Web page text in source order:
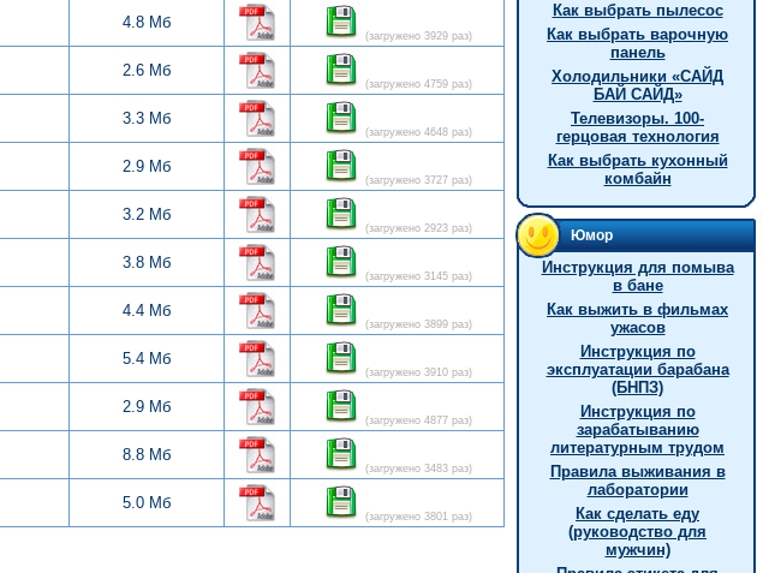
4.8 Мб
(загружено 3929 раз)
2.6 Мб
(загружено 4759 раз)
3.3 Мб
(загружено 4648 раз)
2.9 Мб
(загружено 3727 раз)
3.2 Мб
(загружено 2923 раз)
3.8 Мб
(загружено 3145 раз)
4.4 Мб
(загружено 3899 раз)
5.4 Мб
(загружено 3910 раз)
2.9 Мб
(загружено 4877 раз)
8.8 Мб
(загружено 3483 раз)
5.0 Мб
(загружено 3801 раз)
Как выбрать пылесос
Как выбрать варочную
панель
Холодильники «САЙД
БАЙ САЙД»
Телевизоры. 100-
герцовая технология
Как выбрать кухонный
комбайн
Юмор
Инструкция для помыва
в бане
Как выжить в фильмах
ужасов
Инструкция по
эксплуатации барабана
(БНПЗ)
Инструкция по
зарабатыванию
литературным трудом
Правила выживания в
лаборатории
Как сделать еду
(руководство для
мужчин)